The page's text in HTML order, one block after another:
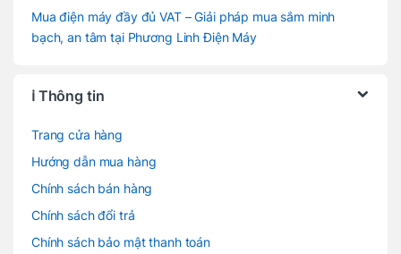
Mua điện máy đầy đủ VAT – Giải pháp mua sắm minh
bạch, an tâm tại Phương Linh Điện Máy
ℹ️ Thông tin
Trang cửa hàng
Hướng dẫn mua hàng
Chính sách bán hàng
Chính sách đổi trả
Chính sách bảo mật thanh toán